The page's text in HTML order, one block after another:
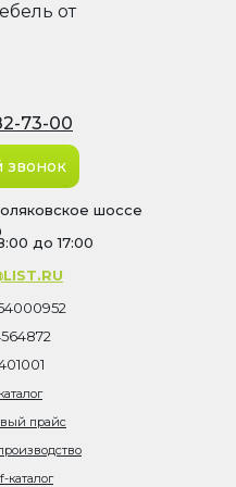
до 17:00
шоссе
73-00
от
звонок
прайс
каталог